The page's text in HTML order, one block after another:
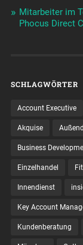
Mitarbeiter im
Phocus Direct
SCHLAGWÖRTER
Account Executive
Akquise
Business
Einzelhandel
Innendienst
Key Account
Kundenberatung